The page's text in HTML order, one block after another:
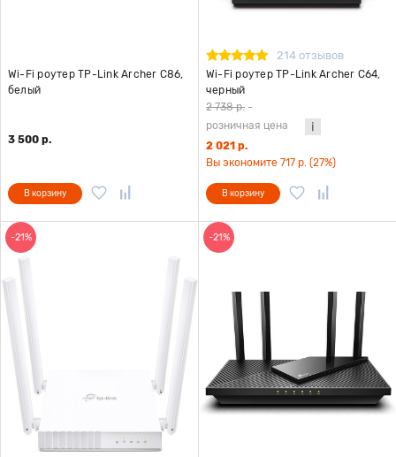
Wi-Fi роутер TP-Link Archer C86,
белый
3 500 р.
В корзину
214 отзывов
Wi-Fi роутер TP-Link Archer C64,
черный
2 738 р. -
розничная цена
2 021 р.
Вы экономите 717 р. (27%)
В корзину
-21% -21%